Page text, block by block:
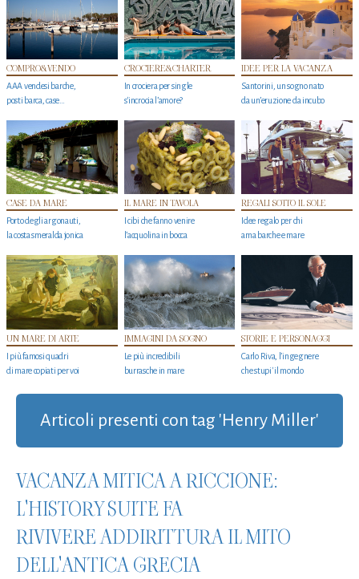
COMPRO&VENDO
AAA vendesi barche,
posti barca, case…
CROCIERE&CHARTER
In crociera per single
s'incrocia l’amore?
IDEE PER LA VACANZA
Santorini, un sogno nato
da un’eruzione da incubo
CASE DA MARE
Porto degli argonauti,
la costa smeralda jonica
IL MARE IN TAVOLA
I cibi che fanno venire
l’acquolina in bocca
REGALI SOTTO IL SOLE
Idee regalo per chi
ama barche e mare
UN MARE DI ARTE
I più famosi quadri
di mare copiati per voi
IMMAGINI DA SOGNO
Le più incredibili
burrasche in mare
STORIE E PERSONAGGI
Carlo Riva, l’ingegnere
che stupi' il mondo
Articoli presenti con tag 'Henry Miller'
VACANZA MITICA A RICCIONE:
L'HISTORY SUITE FA
RIVIVERE ADDIRITTURA IL MITO
DELL'ANTICA GRECIA